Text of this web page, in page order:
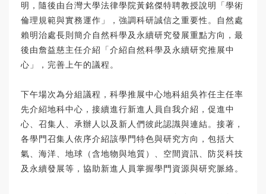
明，隨後由台灣大學法律學院黃銘傑特聘教授說明「學術
倫理規範與實務運作」，強調科研誠信之重要性。自然處
賴明治處長則簡介自然科學及永續研究發展重點方向，最
後由詹益慈主任介紹「介紹自然科學及永續研究推展中
心」，完善上午的議程。
下午場次為分組議程，科學推展中心地科組吳祚任主任率
先介紹地科中心，接續進行新進人員自我介紹，促進中
心、召集人、承辦人以及新人們彼此認識與連結。接著，
各學門召集人依序介紹該學門特色與研究方向，包括大
氣、海洋、地球（含地物與地質）、空間資訊、防災科技
及永續發展等，協助新進人員掌握學門資源與研究脈絡。